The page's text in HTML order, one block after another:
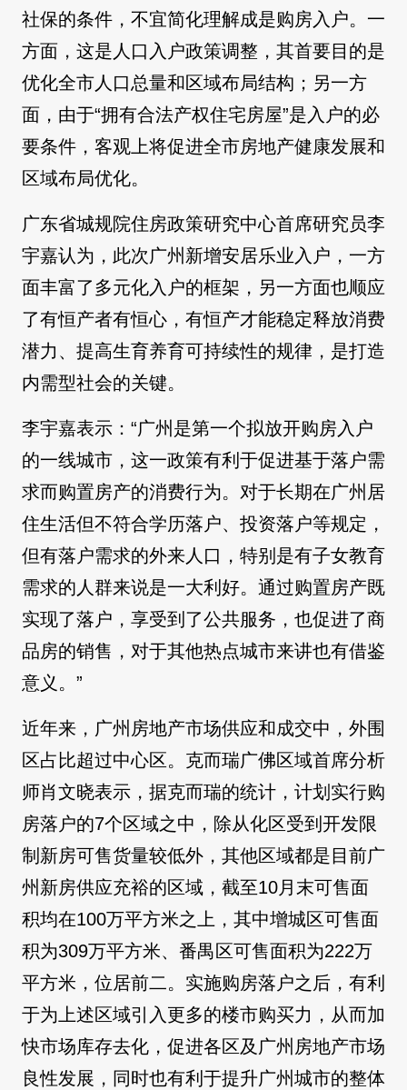
社保的条件，不宜简化理解成是购房入户。一
方面，这是人口入户政策调整，其首要目的是
优化全市人口总量和区域布局结构；另一方
面，由于“拥有合法产权住宅房屋”是入户的必
要条件，客观上将促进全市房地产健康发展和
区域布局优化。
广东省城规院住房政策研究中心首席研究员李
宇嘉认为，此次广州新增安居乐业入户，一方
面丰富了多元化入户的框架，另一方面也顺应
了有恒产者有恒心，有恒产才能稳定释放消费
潜力、提高生育养育可持续性的规律，是打造
内需型社会的关键。
李宇嘉表示：“广州是第一个拟放开购房入户
的一线城市，这一政策有利于促进基于落户需
求而购置房产的消费行为。对于长期在广州居
住生活但不符合学历落户、投资落户等规定，
但有落户需求的外来人口，特别是有子女教育
需求的人群来说是一大利好。通过购置房产既
实现了落户，享受到了公共服务，也促进了商
品房的销售，对于其他热点城市来讲也有借鉴
意义。”
近年来，广州房地产市场供应和成交中，外围
区占比超过中心区。克而瑞广佛区域首席分析
师肖文晓表示，据克而瑞的统计，计划实行购
房落户的7个区域之中，除从化区受到开发限
制新房可售货量较低外，其他区域都是目前广
州新房供应充裕的区域，截至10月末可售面
积均在100万平方米之上，其中增城区可售面
积为309万平方米、番禺区可售面积为222万
平方米，位居前二。实施购房落户之后，有利
于为上述区域引入更多的楼市购买力，从而加
快市场库存去化，促进各区及广州房地产市场
良性发展，同时也有利于提升广州城市的整体